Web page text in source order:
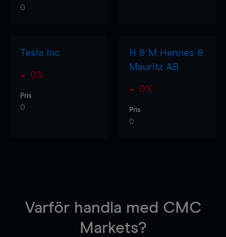
0
Tesla Inc
0%
Pris
0
H & M Hennes &
Mauritz AB
0%
Pris
0
Varför handla med CMC
Markets?